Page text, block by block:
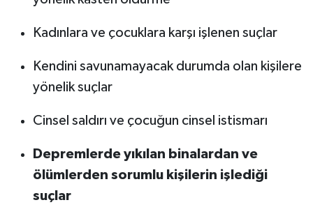
Kadınlara ve çocuklara karşı işlenen suçlar
Kendini savunamayacak durumda olan kişilere
yönelik suçlar
Cinsel saldırı ve çocuğun cinsel istismarı
Depremlerde yıkılan binalardan ve
ölümlerden sorumlu kişilerin işlediği
suçlar